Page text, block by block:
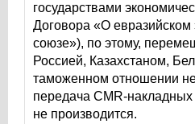
государствами
Договора «О евразийском
союзе»), по этому,
Россией, Казахстаном,
таможенном отношении
передача CMR-
не производится.